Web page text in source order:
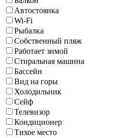
Автостоянка
Wi-Fi
Рыбалка
Собственный пляж
Работает зимой
Стиральная машина
Бассейн
Вид на горы
Холодильник
Сейф
Телевизор
Кондиционер
Тихое место